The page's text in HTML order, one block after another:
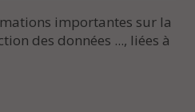
importantes sur la
des données ..., liées à